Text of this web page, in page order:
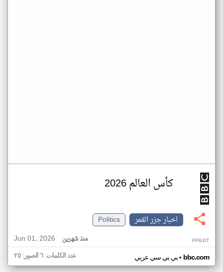
كأس العالم 2026
اخبار جزر القمر
Politics
Jun 01, 2026
منذ شهرين PF63IT
بي بي سي عربي• bbc.com عدد الكلمات: ٦ الصور: ٢٥